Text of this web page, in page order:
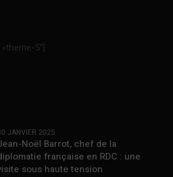
5″]
JANVIER 2025
Noël Barrot, chef de la
française en RDC : une
sous haute tension